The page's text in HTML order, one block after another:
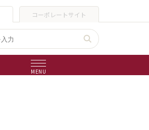
コーポレートサイト
MENU